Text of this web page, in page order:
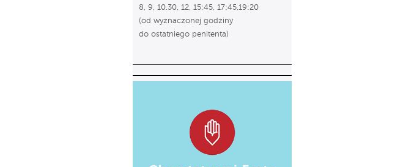
8, 9, 10.30, 12, 15:45, 17:45,19:20
(od wyznaczonej godziny
do ostatniego penitenta)